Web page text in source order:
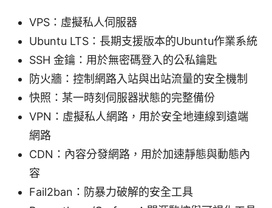
VPS：虛擬私人伺服器
Ubuntu LTS：長期支援版本的Ubuntu作業系統
SSH 金鑰：用於無密碼登入的公私鑰匙
防火牆：控制網路入站與出站流量的安全機制
快照：某一時刻伺服器狀態的完整備份
VPN：虛擬私人網路，用於安全地連線到遠端
網路
CDN：內容分發網路，用於加速靜態與動態內
容
Fail2ban：防暴力破解的安全工具